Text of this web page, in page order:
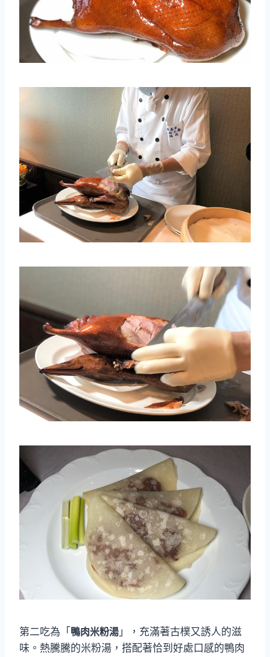
第二吃為「 鴨肉米粉湯 」，充滿著古樸又誘人的滋
味。熱騰騰的米粉湯，搭配著恰到好處口感的鴨肉